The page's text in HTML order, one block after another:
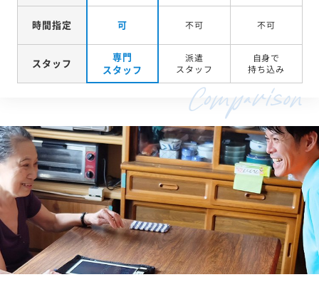
時間指定 可 不可 不可
スタッフ
専門
スタッフ
派遣
スタッフ
自身で
持ち込み